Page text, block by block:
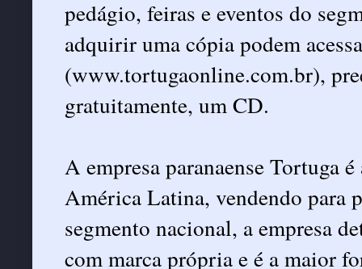
pedágio, feiras e eventos do
adquirir uma cópia podem
(www.tortugaonline.com.br),
gratuitamente, um CD.
A empresa paranaense Tortuga
América Latina, vendendo para
segmento nacional, a empresa
com marca própria e é a maior